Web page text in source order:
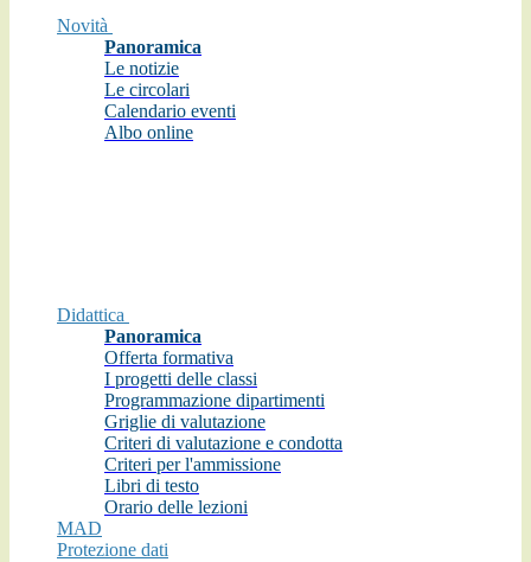
Novità
Panoramica
Le notizie
Le circolari
Calendario eventi
Albo online
Didattica
Panoramica
Offerta formativa
I progetti delle classi
Programmazione dipartimenti
Griglie di valutazione
Criteri di valutazione e condotta
Criteri per l'ammissione
Libri di testo
Orario delle lezioni
MAD
Protezione dati